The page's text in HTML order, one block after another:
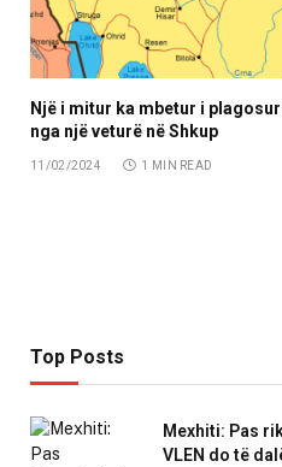
Një i mitur ka mbetur i
nga një veturë në Shkup
11/02/2024 1 MIN READ
Top Posts
Mexhiti: Pas
VLEN do të